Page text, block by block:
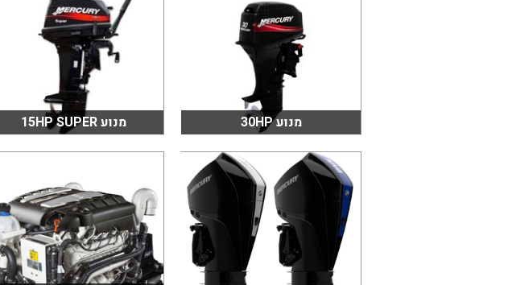
מנוע 30HP מנוע 15HP SUPER